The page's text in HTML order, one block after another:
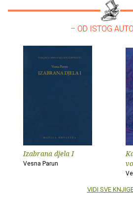
– OD ISTOG
Izabrana djela I
Vesna Parun
VIDI SVE